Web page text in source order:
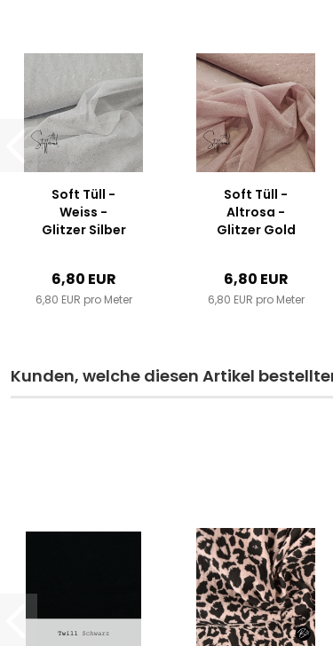
Soft Tüll -
Weiss -
Glitzer Silber
6,80 EUR
6,80 EUR pro Meter
Soft Tüll -
Altrosa -
Glitzer Gold
6,80 EUR
6,80 EUR pro Meter
Kunden, welche diesen Artikel